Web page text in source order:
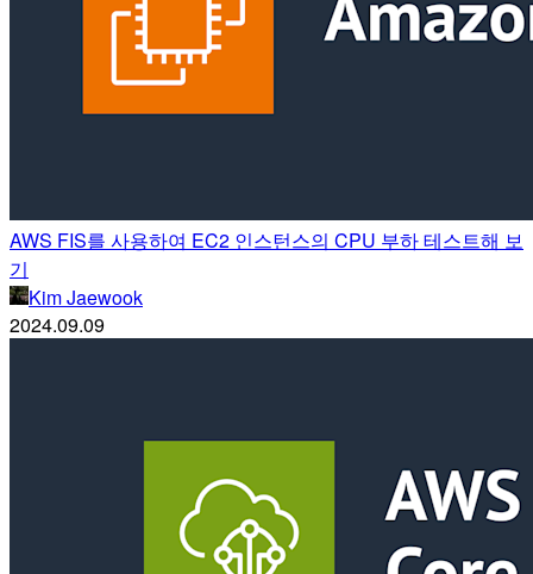
AWS FIS를 사용하여 EC2 인스턴스의 CPU 부하 테스트해 보
기
Kim Jaewook
2024.09.09